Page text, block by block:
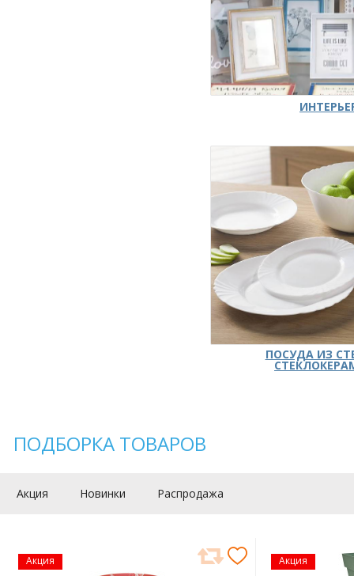
ПОСУДА ИЗ
ПОДБОРКА ТОВАРОВ
Акция Новинки Распродажа
Акция Акция